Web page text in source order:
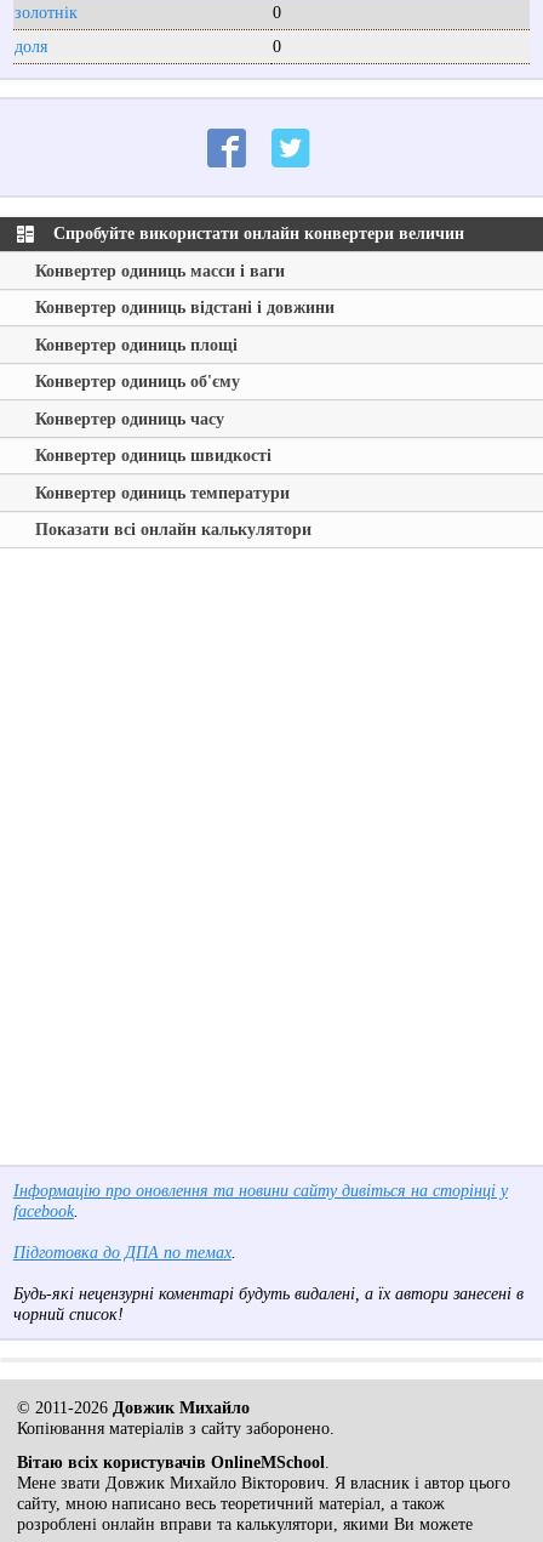
золотнік
0
доля
0
Спробуйте використати онлайн конвертери величин
Конвертер одиниць масси і ваги
Конвертер одиниць відстані і довжини
Конвертер одиниць площі
Конвертер одиниць об'єму
Конвертер одиниць часу
Конвертер одиниць швидкості
Конвертер одиниць температури
Показати всі онлайн калькулятори
Інформацію про оновлення та новини сайту дивіться на сторінці у
facebook.
Підготовка до ДПА по темах.
Будь-які нецензурні коментарі будуть видалені, а їх автори занесені в
чорний список!
© 2011-2026 Довжик Михайло
Копіювання матеріалів з сайту заборонено.
Вітаю всіх користувачів OnlineMSchool
Мене звати Довжик Михайло Вікторович. Я власник і автор цього
сайту, мною написано весь теоретичний матеріал, а також
розроблені онлайн вправи та калькулятори, якими Ви можете